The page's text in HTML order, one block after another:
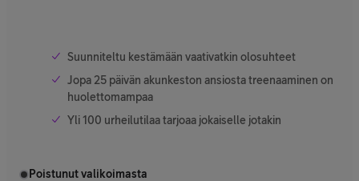
Suunniteltu kestämään vaativatkin olosuhteet
Jopa 25 päivän akunkeston ansiosta treenaaminen on
huolettomampaa
Yli 100 urheilutilaa tarjoaa jokaiselle jotakin
Poistunut valikoimasta